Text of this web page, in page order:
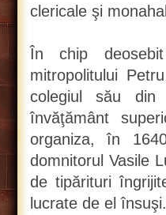
clericale şi
În chip
mitropolitului
colegiul său din
învăţământ
organiza, în
domnitorul Vasile
de tipărituri
lucrate de el